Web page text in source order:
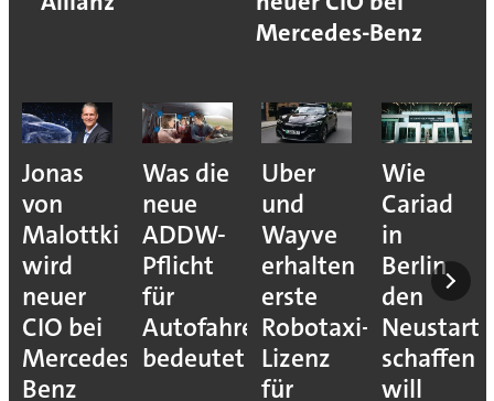
Mercedes-Benz
Jonas
von
Malottki
wird
neuer
CIO bei
Mercedes-
Benz
Was die
neue
ADDW-
Pflicht
für
Autofahrer
bedeutet
Uber
und
Wayve
erhalten
erste
Robotaxi-
Lizenz
für
Wie
Cariad
in
Berlin
den
Neustart
schaffen
will